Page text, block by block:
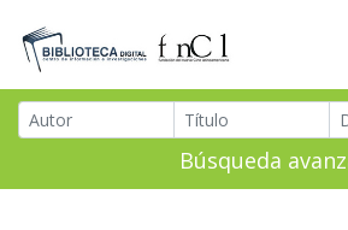
Búsqueda